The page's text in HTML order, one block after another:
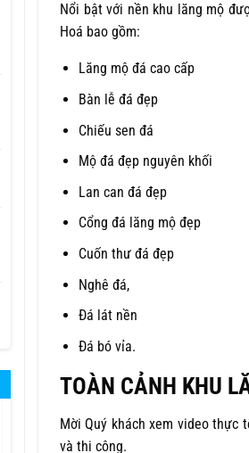
Nổi bật với nền khu lăng mộ
Hoá bao gồm:
Lăng mộ đá cao cấp
Bàn lễ đá đẹp
Chiếu sen đá
Mộ đá đẹp nguyên khối
Lan can đá đẹp
Cổng đá lăng mộ đẹp
Cuốn thư đá đẹp
Nghê đá,
Đá lát nền
Đá bó vỉa.
TOÀN CẢNH KHU
Mời Quý khách xem video thực
và thi công.